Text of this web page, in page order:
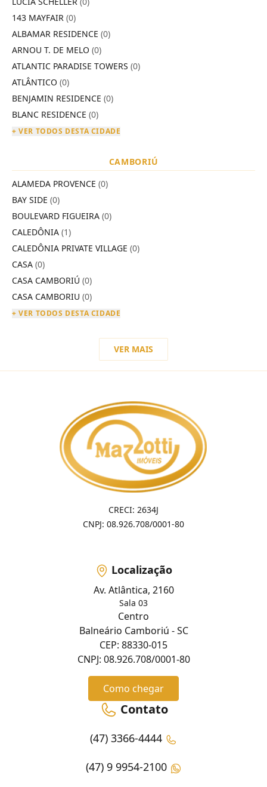
143 MAYFAIR (0)
ALBAMAR RESIDENCE (0)
ARNOU T. DE MELO (0)
ATLANTIC PARADISE TOWERS (0)
ATLÂNTICO (0)
BENJAMIN RESIDENCE (0)
BLANC RESIDENCE (0)
+ VER TODOS DESTA CIDADE
CAMBORIÚ
ALAMEDA PROVENCE (0)
BAY SIDE (0)
BOULEVARD FIGUEIRA (0)
CALEDÔNIA (1)
CALEDÔNIA PRIVATE VILLAGE (0)
CASA (0)
CASA CAMBORIÚ (0)
CASA CAMBORIU (0)
+ VER TODOS DESTA CIDADE
VER MAIS
CRECI: 2634J
CNPJ: 08.926.708/0001-80
Localização
Av. Atlântica, 2160
Sala 03
Centro
Balneário Camboriú - SC
CEP: 88330-015
CNPJ: 08.926.708/0001-80
Como chegar
Contato
(47) 3366-4444
(47) 9 9954-2100